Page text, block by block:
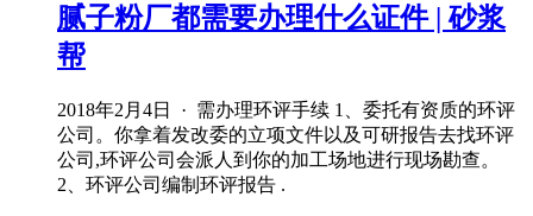
腻子粉厂都需要办理什么证件 | 砂浆
帮
2018年2月4日 · 需办理环评手续 1、委托有资质的环评
公司。你拿着发改委的立项文件以及可研报告去找环评
公司,环评公司会派人到你的加工场地进行现场勘查。
2、环评公司编制环评报告 .